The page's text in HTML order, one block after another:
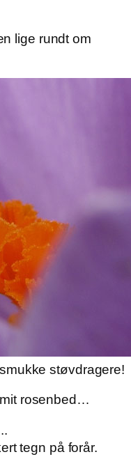
lige rundt om
støvdragere!
rosenbed…
tegn på forår.